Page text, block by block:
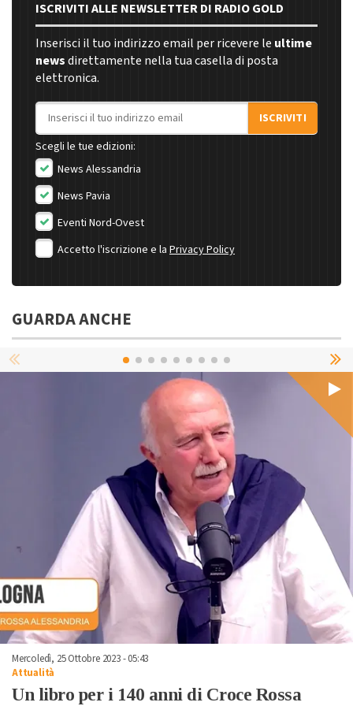
ISCRIVITI ALLE NEWSLETTER DI RADIO GOLD
Inserisci il tuo indirizzo email per ricevere le ultime
newsdirettamente nella tua casella di posta
elettronica.
Indirizzo email
ISCRIVITI
Scegli le tue edizioni:
News Alessandria
News Pavia
Eventi Nord-Ovest
Accetto l'iscrizione e la Privacy Policy
GUARDA ANCHE
Mercoledì, 25 Ottobre 2023 - 05:43
Attualità
Un libro per i 140 anni di Croce Rossa